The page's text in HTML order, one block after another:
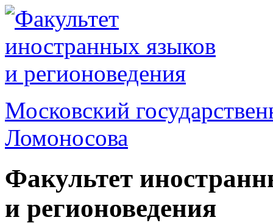
Московский
Ломоносова
Факультет
и регионоведения